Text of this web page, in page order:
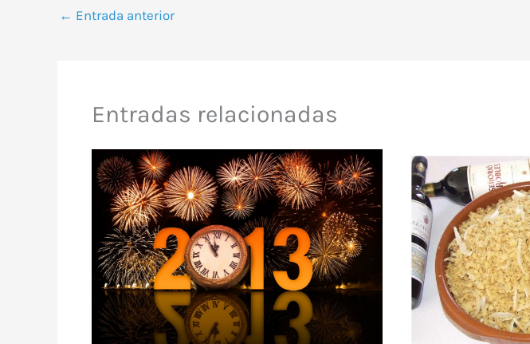
← Entrada anterior
Entradas relacionadas